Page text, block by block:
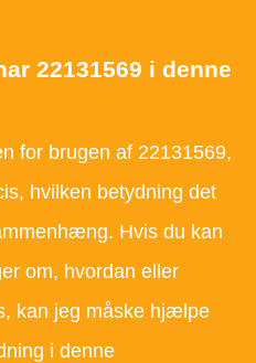
22131569 i denne
for brugen af 22131569,
hvilken betydning det
Hvis du kan
om, hvordan eller
kan jeg måske hjælpe
i denne